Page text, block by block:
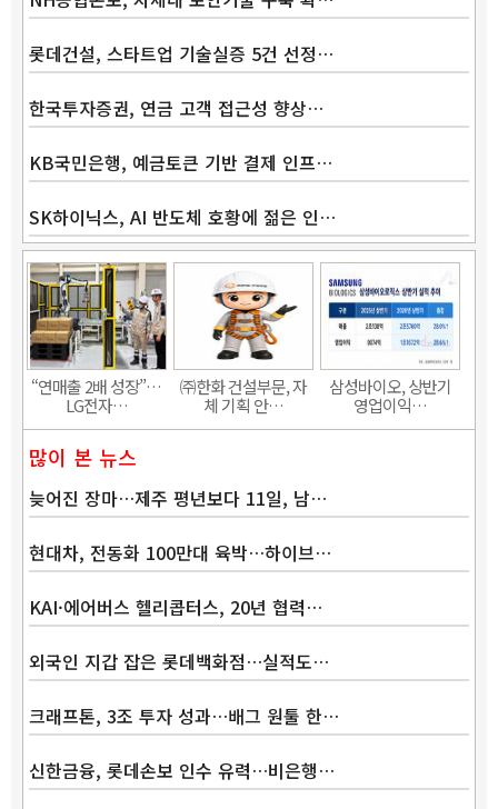
롯데건설, 스타트업 기술실증 5건 선정…
한국투자증권, 연금 고객 접근성 향상…
KB국민은행, 예금토큰 기반 결제 인프…
SK하이닉스, AI 반도체 호황에 젊은 인…
“연매출 2배 성장”…
LG전자…
㈜한화 건설부문, 자
체 기획 안…
삼성바이오, 상반기
영업이익…
많이 본 뉴스
늦어진 장마…제주 평년보다 11일, 남…
현대차, 전동화 100만대 육박…하이브…
KAI·에어버스 헬리콥터스, 20년 협력…
외국인 지갑 잡은 롯데백화점…실적도…
크래프톤, 3조 투자 성과…배그 원툴 한…
신한금융, 롯데손보 인수 유력…비은행…